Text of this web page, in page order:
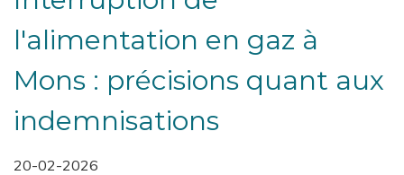
l'alimentation en gaz à
Mons : précisions quant aux
indemnisations
20-02-2026